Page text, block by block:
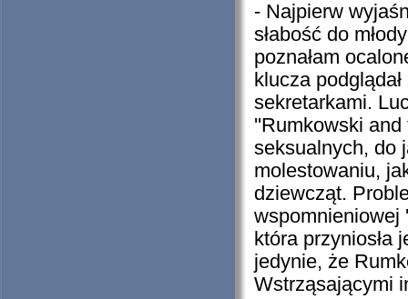
- Najpierw
słabość do
poznałam
klucza
sekretarkami.
''Rumkowski and
seksualnych, do
molestowaniu,
dziewcząt.
wspomnieniowej
która przyniosła
jedynie, że
Wstrząsającymi